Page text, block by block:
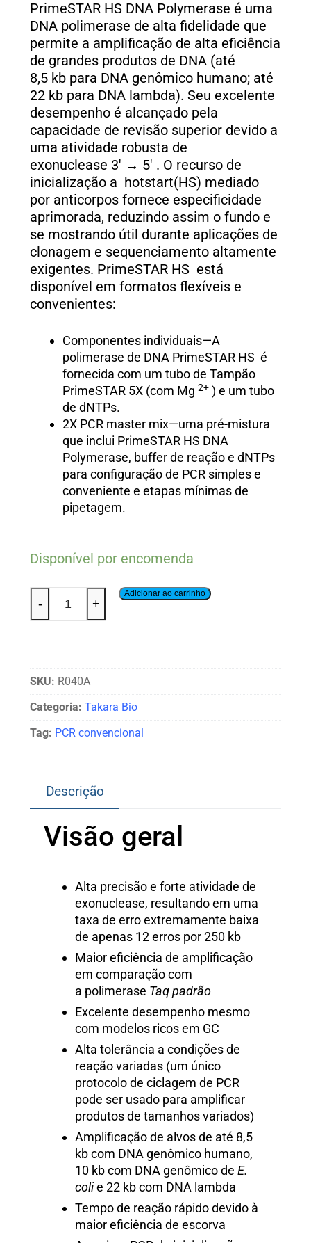
PrimeSTAR HS DNA Polymerase é uma
DNA polimerase de alta fidelidade que
permite a amplificação de alta eficiência
de grandes produtos de DNA (até
8,5 kb para DNA genômico humano; até
22 kb para DNA lambda). Seu excelente
desempenho é alcançado pela
capacidade de revisão superior devido a
uma atividade robusta de
exonuclease 3′ → 5′ . O recurso de
inicialização a hotstart(HS) mediado
por anticorpos fornece especificidade
aprimorada, reduzindo assim o fundo e
se mostrando útil durante aplicações de
clonagem e sequenciamento altamente
exigentes. PrimeSTAR HS está
disponível em formatos flexíveis e
convenientes:
Componentes individuais—A
polimerase de DNA PrimeSTAR HS é
fornecida com um tubo de Tampão
PrimeSTAR 5X (com Mg2+ ) e um tubo
de dNTPs.
2X PCR master mix—uma pré-mistura
que inclui PrimeSTAR HS DNA
Polymerase, buffer de reação e dNTPs
para configuração de PCR simples e
conveniente e etapas mínimas de
pipetagem.
Disponível por encomenda
- +
Adicionar ao carrinho
SKU: R040A
Categoria: Takara Bio
Tag: PCR convencional
Descrição
Visão geral
Alta precisão e forte atividade de
exonuclease, resultando em uma
taxa de erro extremamente baixa
de apenas 12 erros por 250 kb
Maior eficiência de amplificação
em comparação com
a polimerase Taq padrão
Excelente desempenho mesmo
com modelos ricos em GC
Alta tolerância a condições de
reação variadas (um único
protocolo de ciclagem de PCR
pode ser usado para amplificar
produtos de tamanhos variados)
Amplificação de alvos de até 8,5
kb com DNA genômico humano,
10 kb com DNA genômico de E.
colie 22 kb com DNA lambda
Tempo de reação rápido devido à
maior eficiência de escorva